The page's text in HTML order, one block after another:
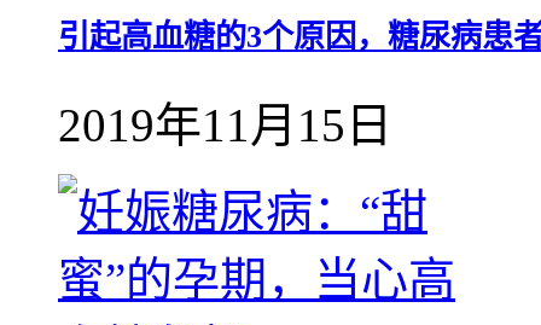
引起高血糖的3个原因，糖尿病患
2019年11月15日